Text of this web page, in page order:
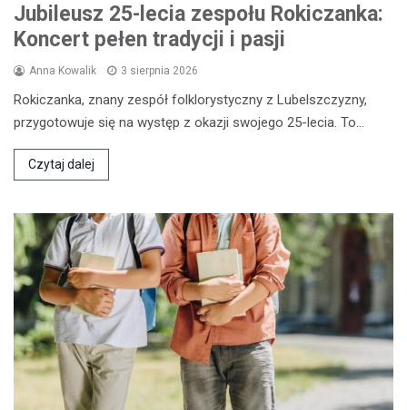
Jubileusz 25-lecia zespołu Rokiczanka:
Koncert pełen tradycji i pasji
Anna Kowalik 3 sierpnia 2026
Rokiczanka, znany zespół folklorystyczny z Lubelszczyzny,
przygotowuje się na występ z okazji swojego 25-lecia. To…
Czytaj dalej